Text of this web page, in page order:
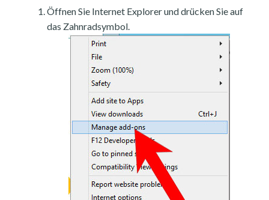
Öffnen Sie Internet Explorer und drücken Sie auf
das Zahnradsymbol.